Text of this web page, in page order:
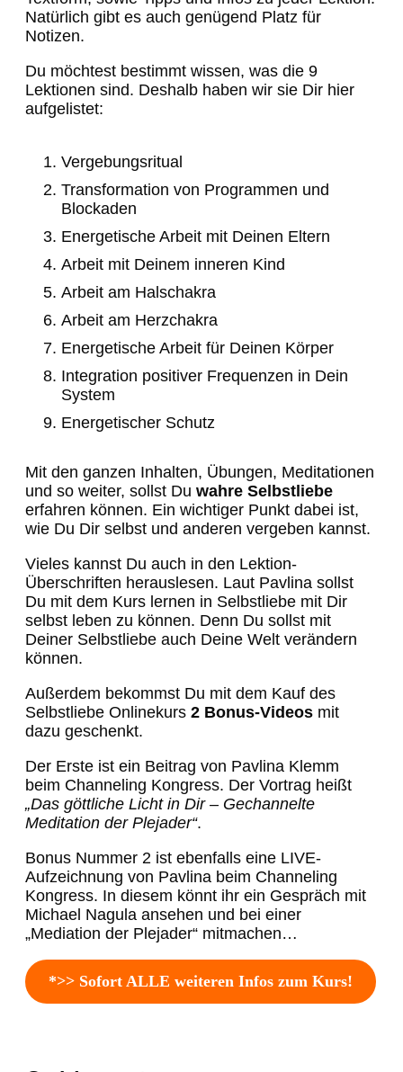
Natürlich gibt es auch genügend Platz für
Notizen.
Du möchtest bestimmt wissen, was die 9
Lektionen sind. Deshalb haben wir sie Dir hier
aufgelistet:
Vergebungsritual
Transformation von Programmen und
Blockaden
Energetische Arbeit mit Deinen Eltern
Arbeit mit Deinem inneren Kind
Arbeit am Halschakra
Arbeit am Herzchakra
Energetische Arbeit für Deinen Körper
Integration positiver Frequenzen in Dein
System
Energetischer Schutz
Mit den ganzen Inhalten, Übungen, Meditationen
und so weiter, sollst Du wahre Selbstliebe
erfahren können. Ein wichtiger Punkt dabei ist,
wie Du Dir selbst und anderen vergeben kannst.
Vieles kannst Du auch in den Lektion-
Überschriften herauslesen. Laut Pavlina sollst
Du mit dem Kurs lernen in Selbstliebe mit Dir
selbst leben zu können. Denn Du sollst mit
Deiner Selbstliebe auch Deine Welt verändern
können.
Außerdem bekommst Du mit dem Kauf des
Selbstliebe Onlinekurs 2 Bonus-Videos mit
dazu geschenkt.
Der Erste ist ein Beitrag von Pavlina Klemm
beim Channeling Kongress. Der Vortrag heißt
„Das göttliche Licht in Dir – Gechannelte
Meditation der Plejader“.
Bonus Nummer 2 ist ebenfalls eine LIVE-
Aufzeichnung von Pavlina beim Channeling
Kongress. In diesem könnt ihr ein Gespräch mit
Michael Nagula ansehen und bei einer
„Mediation der Plejader“ mitmachen…
*>> Sofort ALLE weiteren Infos zum Kurs!